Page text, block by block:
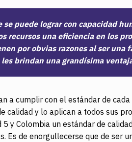
se puede lograr con capacidad
recursos una eficiencia en los
por obvias razones al ser una
brindan una grandísima
a cumplir con el estándar de
calidad y lo aplican a todos sus
y Colombia un estándar de
Es de enorgullecerse que de ser